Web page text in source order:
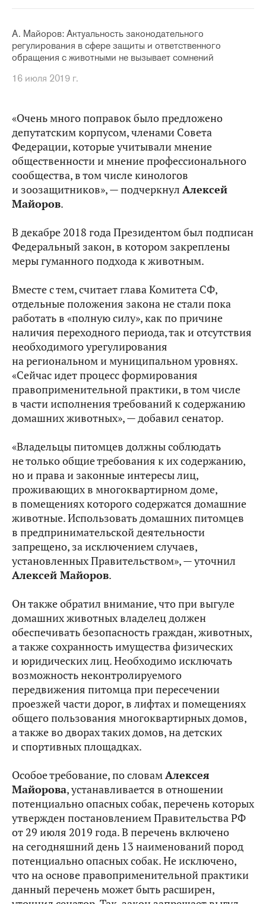
А. Майоров: Актуальность законодательного
регулирования в сфере защиты и ответственного
обращения с животными не вызывает сомнений
16 июля 2019 г.
«Очень много поправок было предложено
депутатским корпусом, членами Совета
Федерации, которые учитывали мнение
общественности и мнение профессионального
сообщества, в том числе кинологов
и зоозащитников», — подчеркнул Алексей
Майоров.
В декабре 2018 года Президентом был подписан
Федеральный закон, в котором закреплены
меры гуманного подхода к животным.
Вместе с тем, считает глава Комитета СФ,
отдельные положения закона не стали пока
работать в «полную силу», как по причине
наличия переходного периода, так и отсутствия
необходимого урегулирования
на региональном и муниципальном уровнях.
«Сейчас идет процесс формирования
правоприменительной практики, в том числе
в части исполнения требований к содержанию
домашних животных», — добавил сенатор.
«Владельцы питомцев должны соблюдать
не только общие требования к их содержанию,
но и права и законные интересы лиц,
проживающих в многоквартирном доме,
в помещениях которого содержатся домашние
животные. Использовать домашних питомцев
в предпринимательской деятельности
запрещено, за исключением случаев,
установленных Правительством», — уточнил
Алексей Майоров.
Он также обратил внимание, что при выгуле
домашних животных владелец должен
обеспечивать безопасность граждан, животных,
а также сохранность имущества физических
и юридических лиц. Необходимо исключать
возможность неконтролируемого
передвижения питомца при пересечении
проезжей части дорог, в лифтах и помещениях
общего пользования многоквартирных домов,
а также во дворах таких домов, на детских
и спортивных площадках.
Особое требование, по словамАлексея
Майорова, устанавливается в отношении
потенциально опасных собак, перечень которых
утвержден постановлением Правительства РФ
от 29 июля 2019 года. В перечень включено
на сегодняшний день 13 наименований пород
потенциально опасных собак. Не исключено,
что на основе правоприменительной практики
данный перечень может быть расширен,